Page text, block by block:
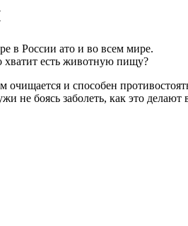
в России ато и во всем мире.
хватит есть животную пищу?
и способен
не боясь заболеть, как это делают